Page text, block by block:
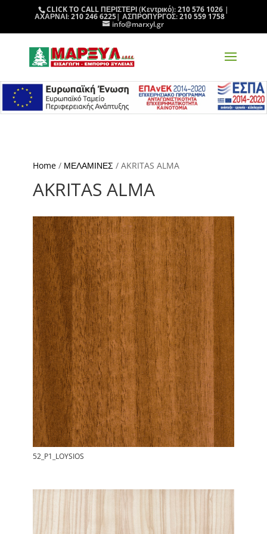
CLICK TO CALLΠΕΡΙΣΤΕΡΙ (Κεντρικό):210 576 1026|
ΑΧΑΡΝΑΙ:210 246 6225| ΑΣΠΡΟΠΥΡΓΟΣ:210 559 1758
info@marxyl.gr
Home/ ΜΕΛΑΜΙΝΕΣ/ AKRITAS ALMA
AKRITAS ALMA
52_P1_LOYSIOS